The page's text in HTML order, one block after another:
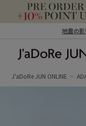
地震の
ン オンライン）
J'aDoRe JUN ONLINE